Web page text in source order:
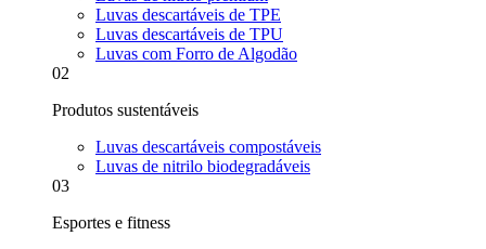
Luvas descartáveis de TPE
Luvas descartáveis de TPU
Luvas com Forro de Algodão
02
Produtos sustentáveis
Luvas descartáveis compostáveis
Luvas de nitrilo biodegradáveis
03
Esportes e fitness